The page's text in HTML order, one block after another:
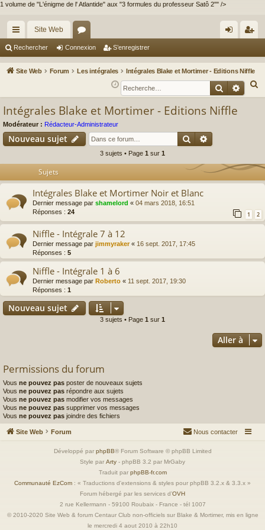
1 volume de "L'énigme de l' Atlantide" aux "3 formules du professeur Satô 2"" />
cc
ès
Site Web
or
u ne
xi
nr
eg
Rechercher Connexion S’enregistrer
Site Web Forum Les intégrales
Intégrales Blake et Mortimer - Editions Niffle
e
Intégrales Blake et Mortimer - Editions Niffle
Modérateur : Rédacteur-Administrateur
Nouveau sujet Rechercher
3 sujets • Page 1 sur 1
Sujets
Intégrales Blake et Mortimer Noir et Blanc
Dernier message par shamelord « 04 mars 2018, 16:51
Réponses : 24 1 2
Niffle - Intégrale 7 à 12
Dernier message par jimmyraker« 16 sept. 2017, 17:45
Réponses : 5
Niffle - Intégrale 1 à 6
Dernier message par Roberto « 11 sept. 2017, 19:30
Réponses : 1
Nouveau sujet
3 sujets • Page 1 sur 1
Aller à
Permissions du forum
Vous ne pouvez pas poster de nouveaux sujets
Vous ne pouvez pas répondre aux sujets
Vous ne pouvez pas modifier vos messages
Vous ne pouvez pas supprimer vos messages
Vous ne pouvez pas joindre des fichiers
Site Web Forum Nous contacter
Développé par phpBB® Forum Software © phpBB Limited
Style par Arty - phpBB 3.2 par MrGaby
Traduit par phpBB-fr.com
Communauté EzCom : « Traductions d'extensions & styles pour phpBB 3.2.x & 3.3.x »
Forum hébergé par les services d’OVH
2 rue Kellermann - 59100 Roubaix - France - tél 1007
© 2010-2020 Site Web & forum Centaur Club non-officiels sur Blake & Mortimer, mis en ligne
le mercredi 4 aout 2010 à 22h10